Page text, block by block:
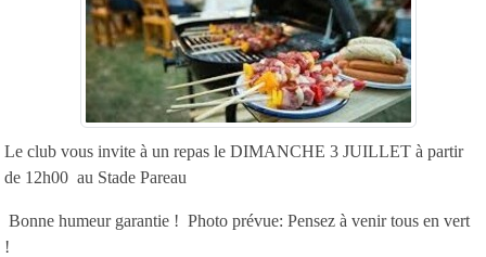
Le club vous invite à un repas le DIMANCHE 3 JUILLET à partir
de 12h00 au Stade Pareau
Bonne humeur garantie ! Photo prévue: Pensez à venir tous en vert
!